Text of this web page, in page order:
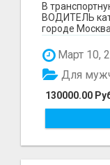
В
ВОДИТЕЛЬ
городе
Март 10,
130000.00
Для